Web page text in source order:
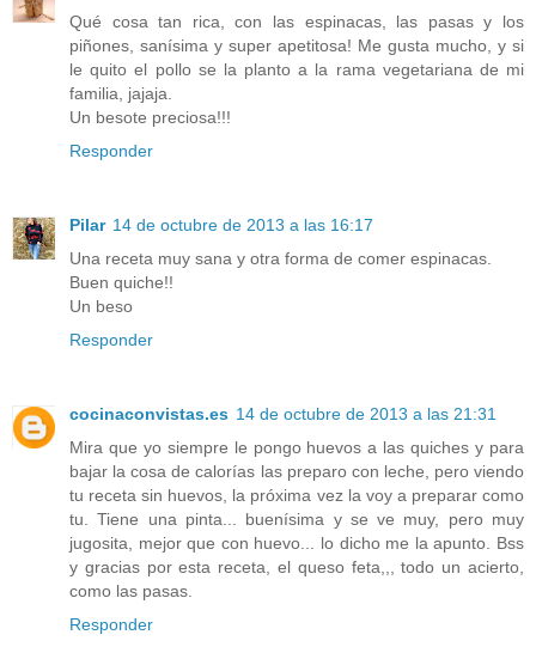
Qué cosa tan rica, con las espinacas, las pasas y los
piñones, sanísima y super apetitosa! Me gusta mucho, y si
le quito el pollo se la planto a la rama vegetariana de mi
familia, jajaja.
Un besote preciosa!!!
Responder
Pilar 14 de octubre de 2013 a las 16:17
Una receta muy sana y otra forma de comer espinacas.
Buen quiche!!
Un beso
Responder
cocinaconvistas.es 14 de octubre de 2013 a las 21:31
Mira que yo siempre le pongo huevos a las quiches y para
bajar la cosa de calorías las preparo con leche, pero viendo
tu receta sin huevos, la próxima vez la voy a preparar como
tu. Tiene una pinta... buenísima y se ve muy, pero muy
jugosita, mejor que con huevo... lo dicho me la apunto. Bss
y gracias por esta receta, el queso feta,,, todo un acierto,
como las pasas.
Responder